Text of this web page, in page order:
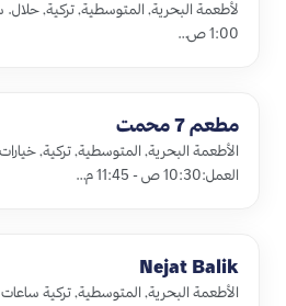
1:00 ص…
مطعم 7 محمت
الأطعمة البحرية, المتوسطية, تركية,
العمل:10:30 ص - 11:45 م…
Nejat Balik